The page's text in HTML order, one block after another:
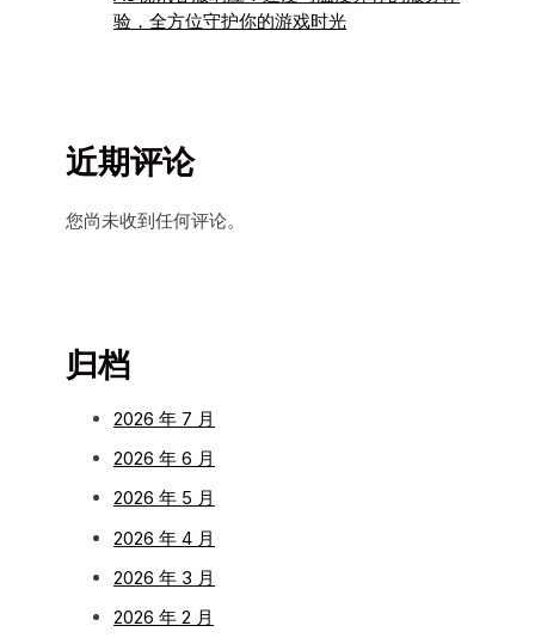
验，全方位守护你的游戏时光
近期评论
您尚未收到任何评论。
归档
2026 年 7 月
2026 年 6 月
2026 年 5 月
2026 年 4 月
2026 年 3 月
2026 年 2 月